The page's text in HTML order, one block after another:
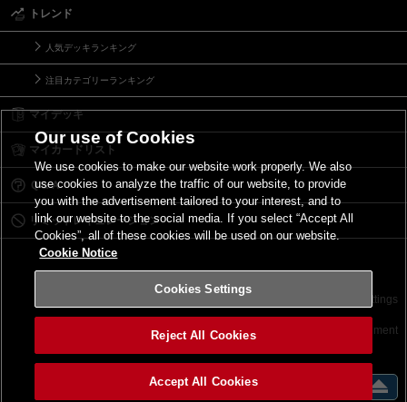
トレンド
人気デッキランキング
注目カテゴリーランキング
マイデッキ
マイカードリスト
Ｑ＆Ａ
リミットレギュレーション
サイトポリシー Cookies Settings
©2026 Konami Digital Entertainment
Our use of Cookies
We use cookies to make our website work properly. We also
use cookies to analyze the traffic of our website, to provide
you with the advertisement tailored to your interest, and to
link our website to the social media. If you select “Accept All
Cookies”, all of these cookies will be used on our website.
Cookie Notice
Cookies Settings
Reject All Cookies
Accept All Cookies